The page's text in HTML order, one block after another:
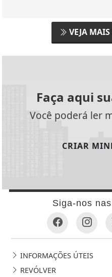
VEJA
Faça aqui
Você poderá ler
CRIAR
Siga-nos
INFORMAÇÕES ÚTEIS
REVÓLVER